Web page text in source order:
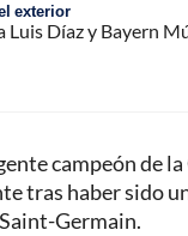
exterior
Luis Díaz y Bayern
campeón de
tras haber sido
Germain.